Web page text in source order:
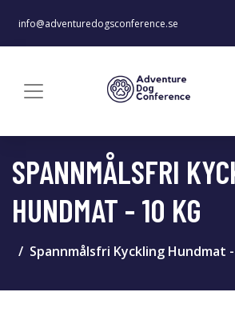
info@adventuredogsconference.se
SPANNMÅLSFRI
HUNDMAT - 10 KG
Spannmålsfri Kyckling Hundmat